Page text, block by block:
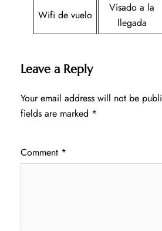
Wifi de vuelo
Visado a la
llegada
Leave a Reply
Your email address will not be
fields are marked *
Comment *